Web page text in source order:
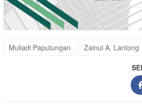
Muliadi Paputungan Zainul A. Lantong